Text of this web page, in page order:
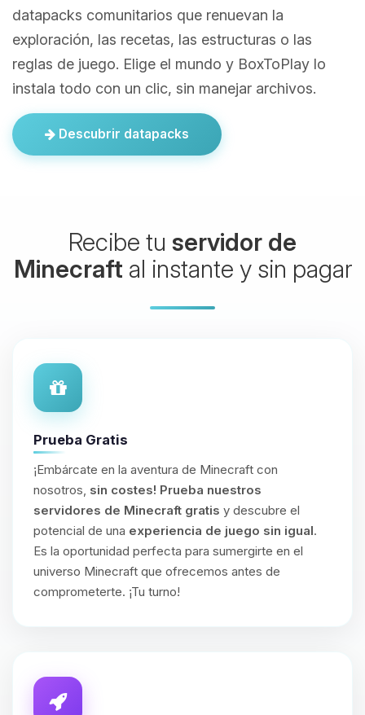
datapacks comunitarios que renuevan la
exploración, las recetas, las estructuras o las
reglas de juego. Elige el mundo y BoxToPlay lo
instala todo con un clic, sin manejar archivos.
Descubrir datapacks
Recibe tu servidor de
Minecraft al instante y sin pagar
Prueba Gratis
¡Embárcate en la aventura de Minecraft con
nosotros, sin costes! Prueba nuestros
servidores de Minecraft gratis y descubre el
potencial de una experiencia de juego sin igual.
Es la oportunidad perfecta para sumergirte en el
universo Minecraft que ofrecemos antes de
comprometerte. ¡Tu turno!